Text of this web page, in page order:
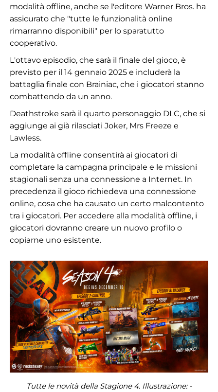
modalità offline, anche se l'editore Warner Bros. ha
assicurato che "tutte le funzionalità online
rimarranno disponibili" per lo sparatutto
cooperativo.
L'ottavo episodio, che sarà il finale del gioco, è
previsto per il 14 gennaio 2025 e includerà la
battaglia finale con Brainiac, che i giocatori stanno
combattendo da un anno.
Deathstroke sarà il quarto personaggio DLC, che si
aggiunge ai già rilasciati Joker, Mrs Freeze e
Lawless.
La modalità offline consentirà ai giocatori di
completare la campagna principale e le missioni
stagionali senza una connessione a Internet. In
precedenza il gioco richiedeva una connessione
online, cosa che ha causato un certo malcontento
tra i giocatori. Per accedere alla modalità offline, i
giocatori dovranno creare un nuovo profilo o
copiarne uno esistente.
Tutte le novità della Stagione 4. Illustrazione: -